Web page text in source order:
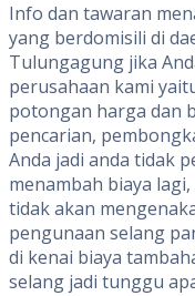
Info dan tawaran
yang berdomisili di
Tulungagung jika
perusahaan kami
potongan harga dan
pencarian,
Anda jadi anda tidak
menambah biaya
tidak akan
pengunaan selang
di kenai biaya
selang jadi tunggu